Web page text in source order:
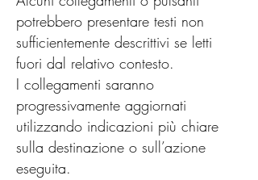
potrebbero presentare testi non
sufficientemente descrittivi se letti
fuori dal relativo contesto.
I collegamenti saranno
progressivamente aggiornati
utilizzando indicazioni più chiare
sulla destinazione o sull’azione
eseguita.